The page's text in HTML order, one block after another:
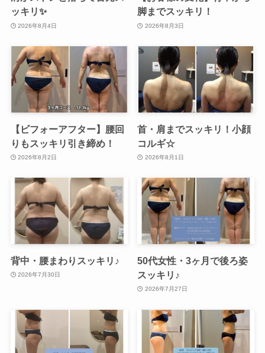
ッキリ✨
2026年8月4日
脚までスッキリ！
2026年8月3日
【ビフォーアフター】腰回
りもスッキリ引き締め！
2026年8月2日
首・肩までスッキリ！小顔
コルギ☆
2026年8月1日
背中・腰まわりスッキリ♪
2026年7月30日
50代女性・3ヶ月で後ろ姿
スッキリ♪
2026年7月27日